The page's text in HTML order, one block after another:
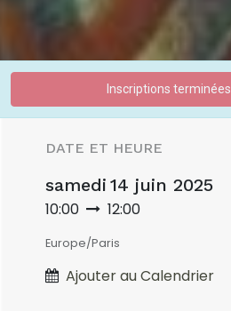
Inscriptions terminées
DATE ET HEURE
samedi 14 juin 2025
10:00 12:00
Europe/Paris
Ajouter au Calendrier